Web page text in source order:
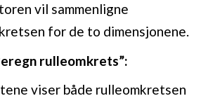
vil sammenligne
for de to dimensjonene.
rulleomkrets”:
viser både rulleomkretsen